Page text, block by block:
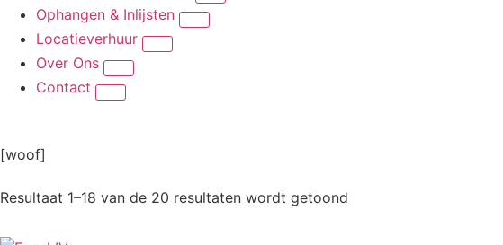
Ophangen & Inlijsten
Locatieverhuur
Over Ons
Contact
[woof]
Resultaat 1–18 van de 20 resultaten wordt getoond